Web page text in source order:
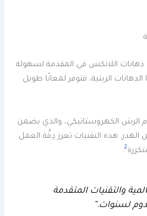
دهانات اللاتكس في المقدمة لسهولة
الزيتية، فتوفر لمعانًا طويل
الرش الكهروستاتيكي، والذي يضمن
الهدر. هذه التقنيات تعزز دِقَّة العمل
2
.
والتقنيات المتقدمة
لسنوات.”